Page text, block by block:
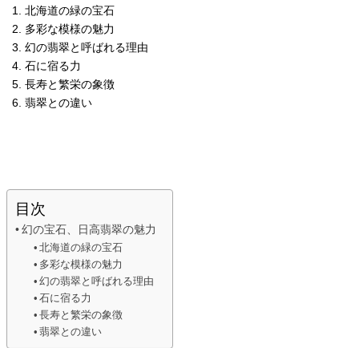
北海道の緑の宝石
多彩な模様の魅力
幻の翡翠と呼ばれる理由
石に宿る力
長寿と繁栄の象徴
翡翠との違い
目次
幻の宝石、日高翡翠の魅力
北海道の緑の宝石
多彩な模様の魅力
幻の翡翠と呼ばれる理由
石に宿る力
長寿と繁栄の象徴
翡翠との違い